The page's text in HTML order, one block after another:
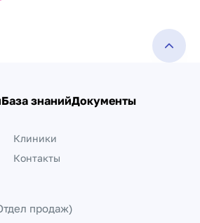
База знанийДокументы
Клиники
Контакты
продаж)